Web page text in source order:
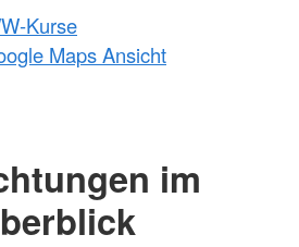
Kurse
Maps Ansicht
im